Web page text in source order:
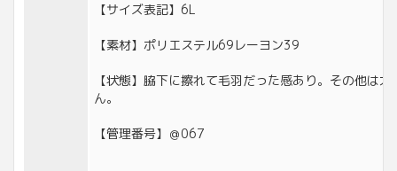
【サイズ表記】6L
【素材】ポリエステル69レーヨン39
【状態】脇下に擦れて毛羽だった感あり。その他は
ん。
【管理番号】＠067